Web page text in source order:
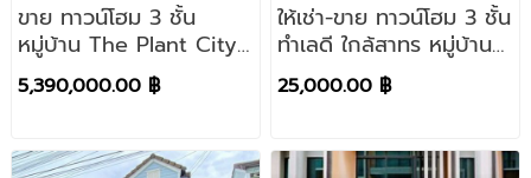
ขาย ทาวน์โฮม 3 ชั้น
หมู่บ้าน The Plant City
สาทร ถนน กัลปพฤกษ์
บ้านสวย เพิ่งรีโนเวทใหม่
5,390,000.00 ฿
ให้เช่า-ขาย ทาวน์โฮม 3 ชั้น
ทำเลดี ใกล้สาทร หมู่บ้าน
เมทโทร สาทร-กัลปพฤกษ์
บ้านสวยพร้อมอยู่
25,000.00 ฿